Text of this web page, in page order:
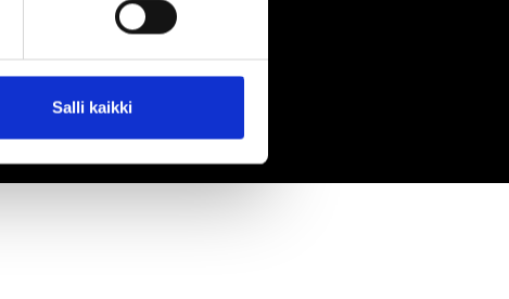
Salli kaikki